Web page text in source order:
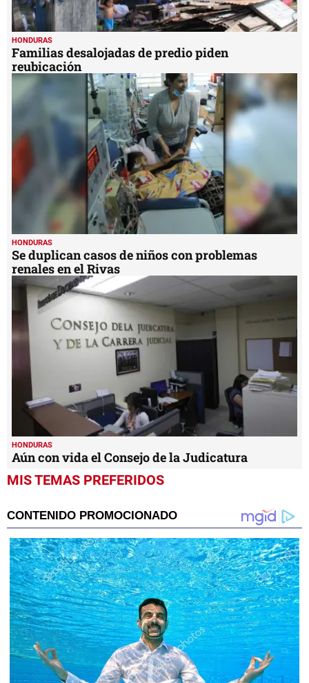
HONDURAS
Familias desalojadas de predio piden
reubicación
HONDURAS
Se duplican casos de niños con problemas
renales en el Rivas
HONDURAS
Aún con vida el Consejo de la Judicatura
MIS TEMAS PREFERIDOS